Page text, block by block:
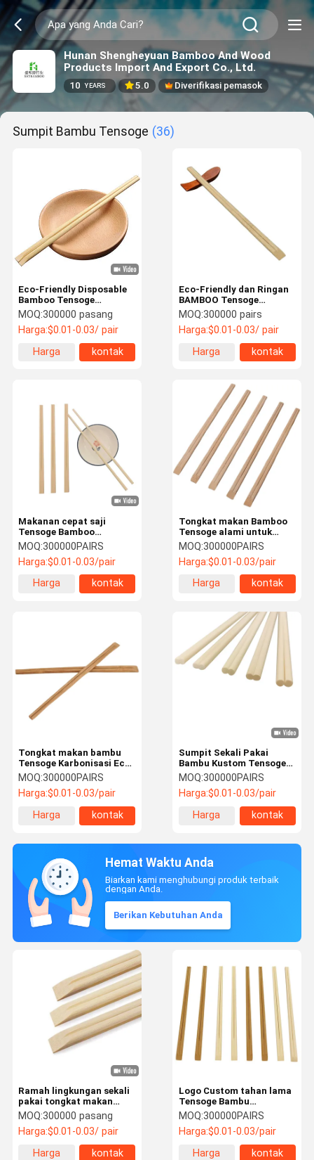
Hunan Shengheyuan Bamboo And Wood
Products Import And Export Co., Ltd.
10 YEARS 5.0 Diverifikasi pemasok
Sumpit Bambu Tensoge (36)
Eco-Friendly Disposable
Bamboo Tensoge
Chopsticks with
210mm/240mm Length
and 4.8mm Diameter for
Restaurant and Home Use
MOQ:300000 pasang
Harga:$0.01-0.03/ pair
Harga
kontak
Eco-Friendly dan Ringan
BAMBOO Tensoge
Chipstick Satu Kali Pakai
MOQ:300000 pairs
Harga:$0.01-0.03/ pair
Harga
kontak
Makanan cepat saji
Tensoge Bamboo
Chopsticks Chopsticks
Serbaguna Chopsticks
Cina Takeaway
MOQ:300000PAIRS
Harga:$0.01-0.03/pair
Harga
kontak
Tongkat makan Bamboo
Tensoge alami untuk
Hadiah Sushi
MOQ:300000PAIRS
Harga:$0.01-0.03/pair
Harga
kontak
Tongkat makan bambu
Tensoge Karbonisasi Eco
Friendly Tongkat makan
bambu sekali pakai
MOQ:300000PAIRS
Harga:$0.01-0.03/pair
Harga
kontak
Sumpit Sekali Pakai
Bambu Kustom Tensoge
Modern Ramah
Lingkungan
210mm/240mm*4.8mm
MOQ:300000PAIRS
Harga:$0.01-0.03/pair
Harga
kontak
Hemat Waktu Anda
Biarkan kami menghubungi produk terbaik
dengan Anda.
Berikan Kebutuhan Anda
Logo Custom tahan lama
Tensoge Bambu
Karbonisasi Tensoge
Chopsticks Logo Logo
Pelanggan dan Packing
bisa dilakukan
MOQ:300000PAIRS
Harga:$0.01-0.03/pair
Harga
kontak
Ramah lingkungan sekali
pakai tongkat makan
Tenoge Bambu Takeout
Takeaway untuk Restoran
Hotel
MOQ:300000 pasang
Harga:$0.01-0.03/ pair
Harga
kontak